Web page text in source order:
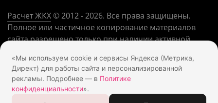
Расчет ЖКХ ©2012- 2026. Все права защищены.
Полное или частичное копирование материалов
сайта разрешено только при наличии активной
сотрудничества принимаются черезформу
обратной связи.
Настройки Cookie
«Мы используем cookie и сервисы Яндекса (Метрика,
Директ) для работы сайта и персонализированной
рекламы. Подробнее — в Политике
конфиденциальности».